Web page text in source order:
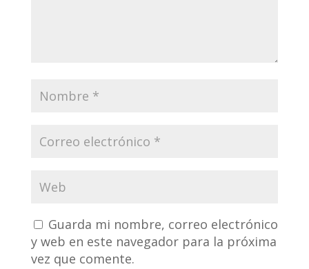
Guarda mi nombre, correo electrónico
y web en este navegador para la próxima
vez que comente.